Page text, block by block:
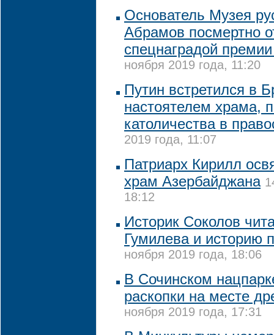
Основатель Музея
Абрамов посмертно
спецнаградой
ноября 2019 года, 11:20
Путин встретился в
настоятелем храма,
католичества в
2019 года, 11:07
Патриарх Кирилл
храм Азербайджана
18:12
Историк Соколов
Гумилева и историю
ноября 2019 года, 18:06
В Сочинском
раскопки на месте
ноября 2019 года, 17:31